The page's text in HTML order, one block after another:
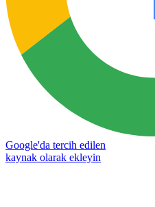
Google'da tercih edilen
kaynak olarak ekleyin